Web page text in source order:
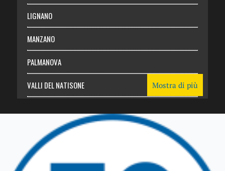
LIGNANO
MANZANO
PALMANOVA
VALLI DEL NATISONE
TRICESIMO
TARCENTO
Mostra di più